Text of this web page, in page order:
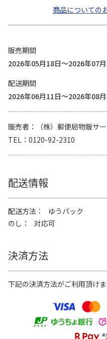
商品についての
販売期間
2026年05月18日～2026年07
配送期間
2026年06月11日～2026年08
販売者
（株）郵便局物販サ
TEL
0120-92-2310
配送情報
配送方法
ゆうパック
のし
対応可
決済方法
下記の決済方法がご利用頂けま